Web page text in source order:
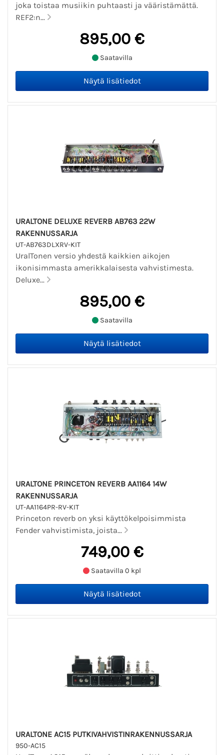
joka toistaa musiikin puhtaasti ja vääristämättä.
REF2:n...
895,00 €
Saatavilla
URALTONE DELUXE REVERB AB763 22W
RAKENNUSSARJA
UT-AB763DLXRV-KIT
UralTonen versio yhdestä kaikkien aikojen
ikonisimmasta amerikkalaisesta vahvistimesta.
Deluxe...
895,00 €
Saatavilla
URALTONE PRINCETON REVERB AA1164 14W
RAKENNUSSARJA
UT-AA1164PR-RV-KIT
Princeton reverb on yksi käyttökelpoisimmista
Fender vahvistimista, joista...
749,00 €
Saatavilla 0 kpl
URALTONE AC15 PUTKIVAHVISTINRAKENNUSSARJA
950-AC15